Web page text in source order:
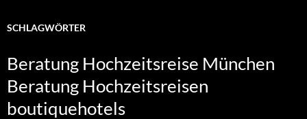
SCHLAGWÖRTER
Beratung Hochzeitsreise München
Beratung Hochzeitsreisen
boutiquehotels